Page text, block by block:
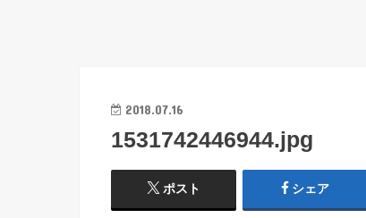
2018.07.16
1531742446944.jpg
ポスト シェア